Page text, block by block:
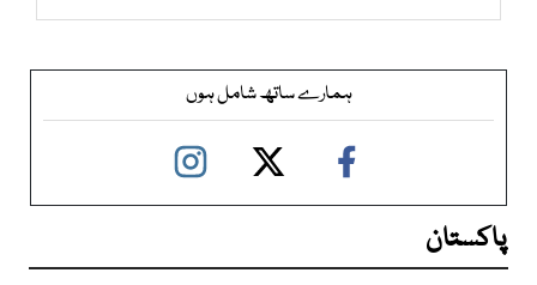
ہمارے ساتھ شامل ہوں
پاکستان